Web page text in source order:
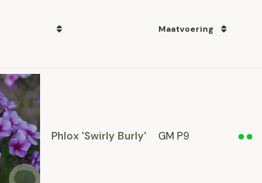
Maatvoering
Phlox 'Swirly Burly' GM P9